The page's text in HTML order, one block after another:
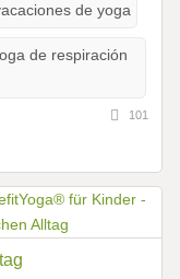
de yoga
de respiración
101